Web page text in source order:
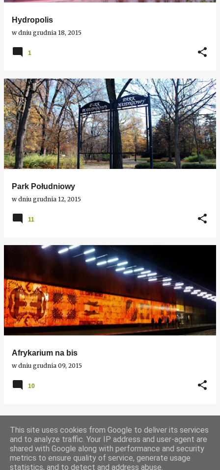
Hydropolis
w dniu grudnia 18, 2015
1
Park Południowy
w dniu grudnia 12, 2015
11
Afrykarium na bis
w dniu grudnia 09, 2015
10
WIĘCEJ POSTÓW
Obsługiwane przez usługę Blogger
This site uses cookies from Google to deliver its services
and to analyze traffic. Your IP address and user-agent are
shared with Google along with performance and security
metrics to ensure quality of service, generate usage
statistics, and to detect and address abuse.